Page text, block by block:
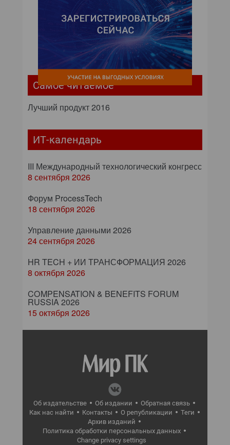
Самое читаемое
Лучший продукт 2016
ИТ-календарь
III Международный технологический конгресс
8 сентября 2026
Форум ProcessTech
18 сентября 2026
Управление данными 2026
24 сентября 2026
HR TECH + ИИ ТРАНСФОРМАЦИЯ 2026
8 октября 2026
COMPENSATION & BENEFITS FORUM
RUSSIA 2026
15 октября 2026
Об издательстве Об издании
Обратная связь
Как нас найти
Контакты О републикации
Теги
Архив изданий
Политика обработки персональных данных
Change privacy settings